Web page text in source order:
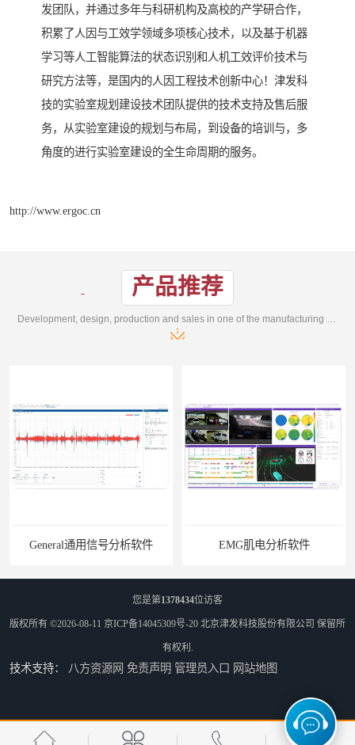
发团队，并通过多年与科研机构及高校的产学研合作，
积累了人因与工效学领域多项核心技术，以及基于机器
学习等人工智能算法的状态识别和人机工效评价技术与
研究方法等，是国内的人因工程技术创新中心！津发科
技的实验室规划建设技术团队提供的技术支持及售后服
务，从实验室建设的规划与布局，到设备的培训与，多
角度的进行实验室建设的全生命周期的服务。
http://www.ergoc.cn
产品推荐
Development, design, production and sales in one of the manufacturing enterprises
General通用信号分析软件 EMG肌电分析软件
您是第1378434位访客
版权所有 ©2026-08-11 京ICP备14045309号-20 北京津发科技股份有限公司 保留所
有权利.
技术支持： 八方资源网 免责声明 管理员入口 网站地图